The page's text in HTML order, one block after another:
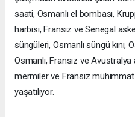
saati, Osmanlı el bombası,
harbisi, Fransız ve Senegal
süngüleri, Osmanlı süngü kını,
Osmanlı, Fransız ve
mermiler ve Fransız mühimmat
yaşatılıyor.